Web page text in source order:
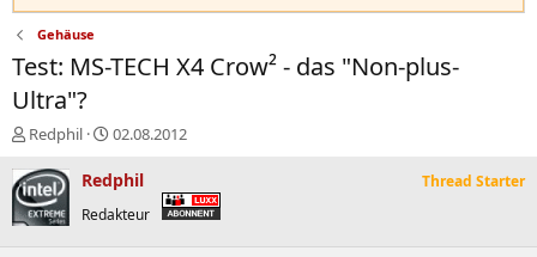
Gehäuse
Test: MS-TECH X4 Crow² - das "Non-plus-
Ultra"?
E
s
t
e
Redphil
E
s
t
e
02.08.2012
Redphil
Redakteur
Thread Starter